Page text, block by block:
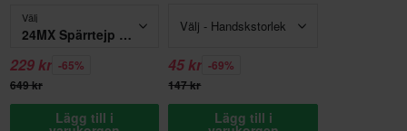
Välj
24MX Spärrtejp 500m
229 kr -65%
649 kr
Lägg till i
Välj - Handskstorlek
45 kr -69%
147 kr
Lägg till i